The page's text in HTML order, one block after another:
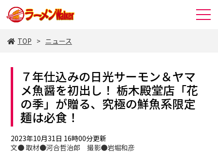
TOP ニュース
７年仕込みの日光サーモン＆ヤマ
メ魚醤を初出し！ 栃木殿堂店「花
の季」が贈る、究極の鮮魚系限定
麺は必食！
2023年10月31日 16時00分更新
文● 取材●河合哲治郎 撮影●岩堀和彦